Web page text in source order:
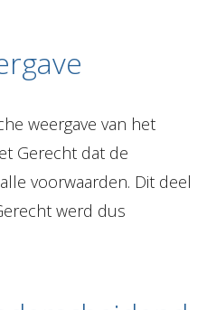
weergave van het
Gerecht dat de
voorwaarden. Dit deel
werd dus